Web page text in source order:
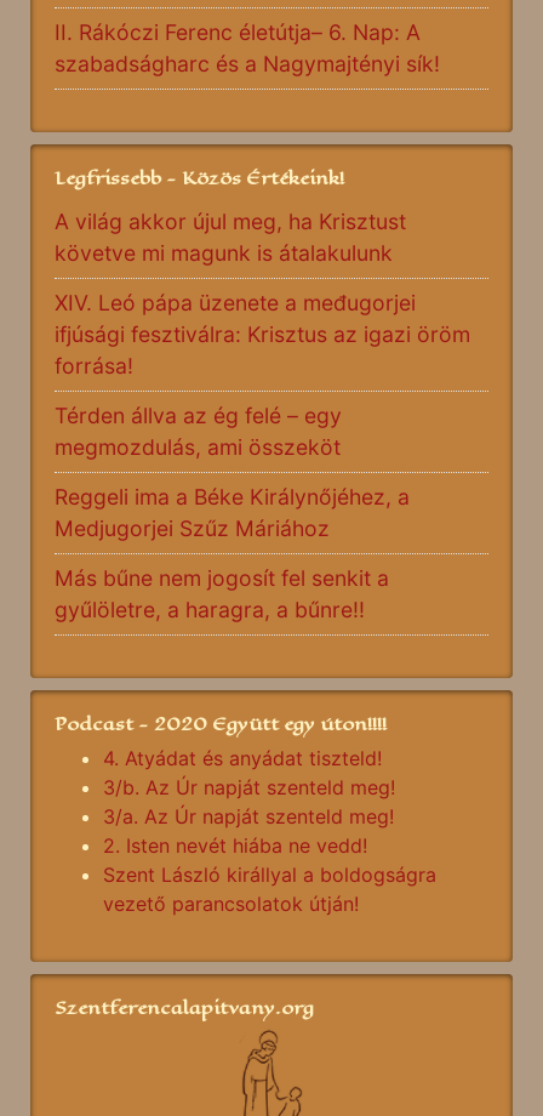
II. Rákóczi Ferenc életútja– 6. Nap: A
szabadságharc és a Nagymajtényi sík!
Legfrissebb - Közös Értékeink!
A világ akkor újul meg, ha Krisztust
követve mi magunk is átalakulunk
XIV. Leó pápa üzenete a međugorjei
ifjúsági fesztiválra: Krisztus az igazi öröm
forrása!
Térden állva az ég felé – egy
megmozdulás, ami összeköt
Reggeli ima a Béke Királynőjéhez, a
Medjugorjei Szűz Máriához
Más bűne nem jogosít fel senkit a
gyűlöletre, a haragra, a bűnre!!
Podcast - 2020 Együtt egy úton!!!!
4. Atyádat és anyádat tiszteld!
3/b. Az Úr napját szenteld meg!
3/a. Az Úr napját szenteld meg!
2. Isten nevét hiába ne vedd!
Szent László királlyal a boldogságra
vezető parancsolatok útján!
Szentferencalapitvany.org